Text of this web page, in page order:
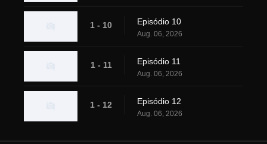
1 - 10 Episódio 10
Aug. 06, 2026
1 - 11 Episódio 11
Aug. 06, 2026
1 - 12 Episódio 12
Aug. 06, 2026